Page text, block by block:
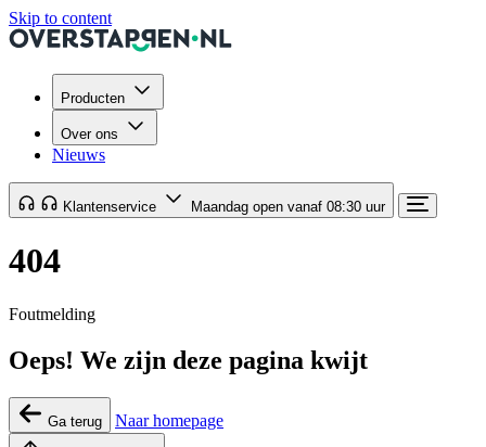
Skip to content
Producten
Over ons
Nieuws
Klantenservice Maandag open vanaf 08:30 uur
404
Foutmelding
Oeps! We zijn deze pagina kwijt
Ga terug Naar homepage